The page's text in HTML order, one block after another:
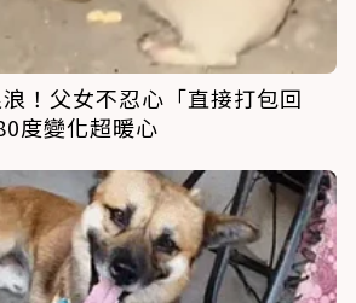
！父女不忍心「直接打包回
度變化超暖心